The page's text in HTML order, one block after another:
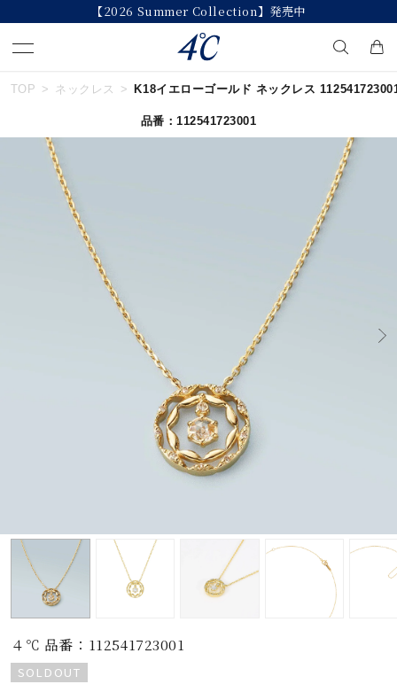
【2026 Summer Collection】発売中
キーワードで検索する
人気検索キーワード
#エタニティ
#ダイヤモンド ネックレス
誕生石
モチーフ
石の色
TOP ネックレス K18イエローゴールド ネックレス
品番：112541723001
４℃ 品番：112541723001
SOLDOUT